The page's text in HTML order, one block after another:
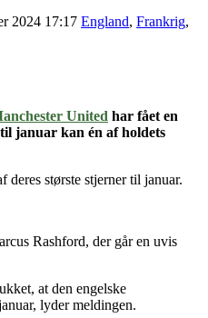
2024 17:17 England, Frankrig,
United har fået en
januar kan én af holdets
deres største stjerner til januar.
Rashford, der går en uvis
at den engelske
lyder meldingen.